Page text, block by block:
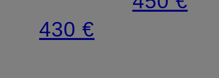
STRIPES
430 €